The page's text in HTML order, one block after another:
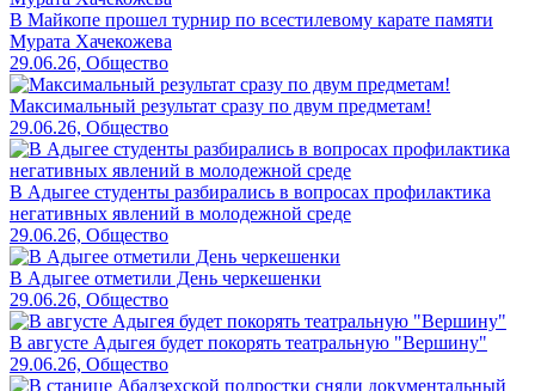
В Майкопе прошел турнир по всестилевому карате памяти
Мурата Хачекожева
29.06.26, Общество
Максимальный результат сразу по двум предметам!
29.06.26, Общество
В Адыгее студенты разбирались в вопросах профилактика
негативных явлений в молодежной среде
29.06.26, Общество
В Адыгее отметили День черкешенки
29.06.26, Общество
В августе Адыгея будет покорять театральную "Вершину"
29.06.26, Общество